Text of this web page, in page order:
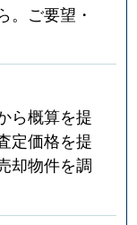
。ご要望・
ら概算を提
定価格を提
却物件を調